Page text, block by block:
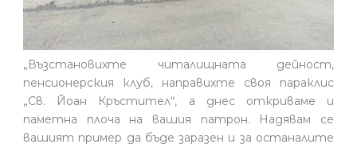
„Възстановихте читалищната дейност,
пенсионерския клуб, направихте своя параклис
„Св. Йоан Кръстител“, а днес откриваме и
паметна плоча на вашия патрон. Надявам се
вашият пример да бъде заразен и за останалите